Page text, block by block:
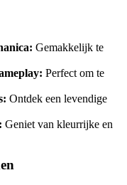
Gemakkelijk te
Perfect om te
Ontdek een levendige
Geniet van kleurrijke en